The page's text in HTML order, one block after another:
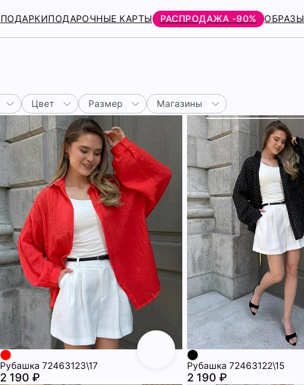
ПОДАРКИПОДАРОЧНЫЕ КАРТЫ РАСПРОДАЖА -90% ОБРАЗЫ
Цвет Размер Магазины
Рубашка 72463123\17
2 190 ₽
Рубашка 72463122\15
2 190 ₽